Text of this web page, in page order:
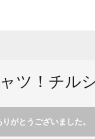
ツ！チル
がとうございました。